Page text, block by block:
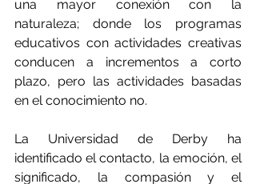
una mayor conexión con la
naturaleza; donde los programas
educativos con actividades creativas
conducen a incrementos a corto
plazo, pero las actividades basadas
en el conocimiento no.
La Universidad de Derby ha
identificado el contacto, la emoción, el
significado, la compasión y el